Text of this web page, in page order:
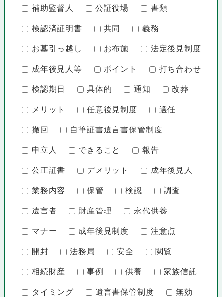
補助監督人 公証役場 書類
検認済証明書 共同 義務
お墓引っ越し お布施 法定後見制度
成年後見人等 ポイント 打ち合わせ
検認期日 具体的 通知 改葬
メリット 任意後見制度 選任
撤回 自筆証書遺言書保管制度
申立人 できること 報告
公正証書 デメリット 成年後見人
業務内容 保管 検認 調査
遺言者 財産管理 永代供養
マナー 成年後見制度 注意点
開封 法務局 安全 閲覧
相続財産 事例 供養 家族信託
タイミング 遺言書保管制度 無効